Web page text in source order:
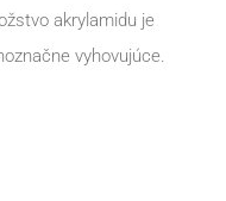
akrylamidu je
vyhovujúce.